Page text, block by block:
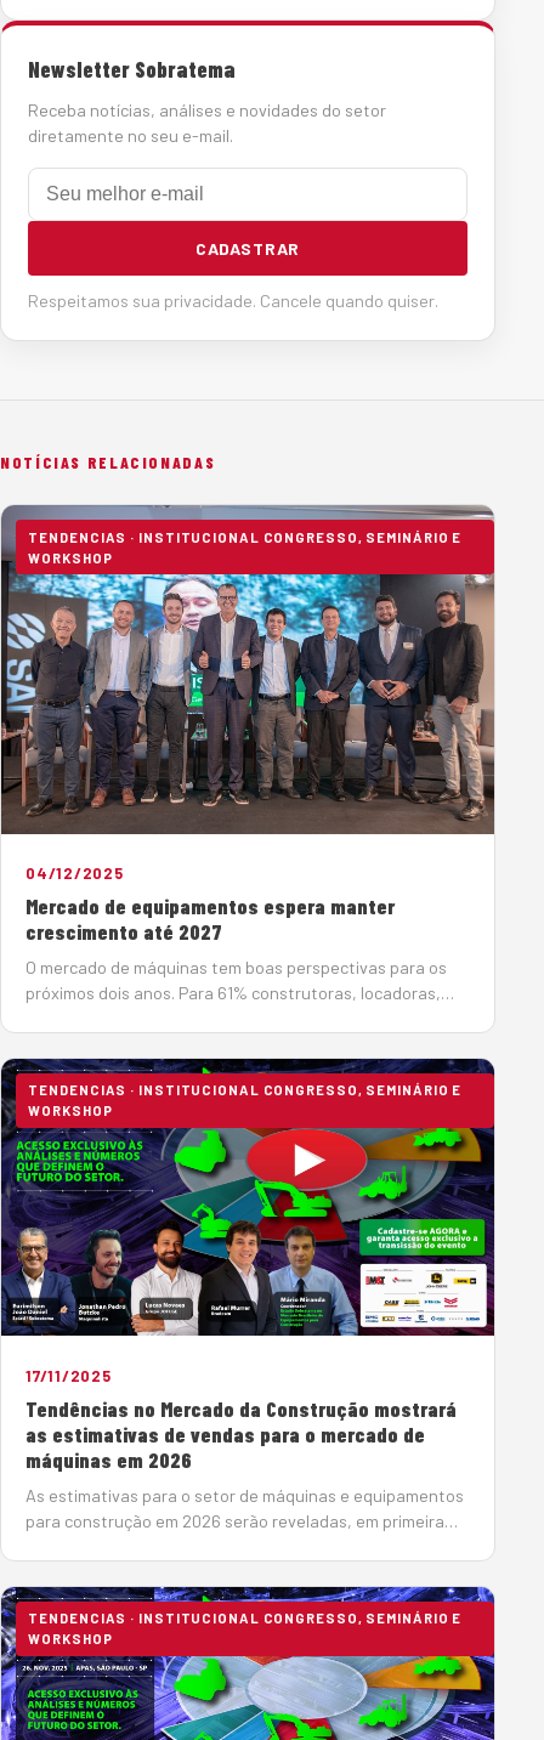
Newsletter Sobratema
Receba notícias, análises e novidades do setor
diretamente no seu e-mail.
E-mail
CADASTRAR
Respeitamos sua privacidade. Cancele quando quiser.
NOTÍCIAS RELACIONADAS
TENDENCIAS · INSTITUCIONAL CONGRESSO, SEMINÁRIO E
WORKSHOP
04/12/2025
Mercado de equipamentos espera manter
crescimento até 2027
O mercado de máquinas tem boas perspectivas para os
próximos dois anos. Para 61% construtoras, locadoras,
Brasileiro de Equipamento…
TENDENCIAS · INSTITUCIONAL CONGRESSO, SEMINÁRIO E
WORKSHOP
17/11/2025
Tendências no Mercado da Construção mostrará
as estimativas de vendas para o mercado de
máquinas em 2026
As estimativas para o setor de máquinas e equipamentos
para construção em 2026 serão reveladas, em primeira
TENDENCIAS · INSTITUCIONAL CONGRESSO, SEMINÁRIO E
WORKSHOP